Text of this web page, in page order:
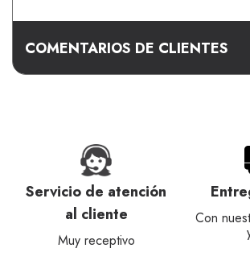
COMENTARIOS DE CLIENTES
Servicio de atención
al cliente
Muy receptivo
Con